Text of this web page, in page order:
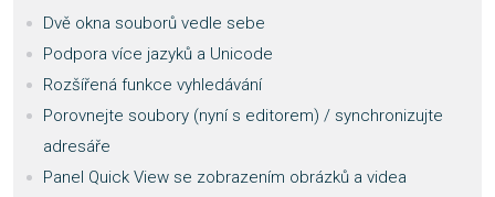
Dvě okna souborů vedle sebe
Podpora více jazyků a Unicode
Rozšířená funkce vyhledávání
Porovnejte soubory (nyní s editorem) / synchronizujte
adresáře
Panel Quick View se zobrazením obrázků a videa